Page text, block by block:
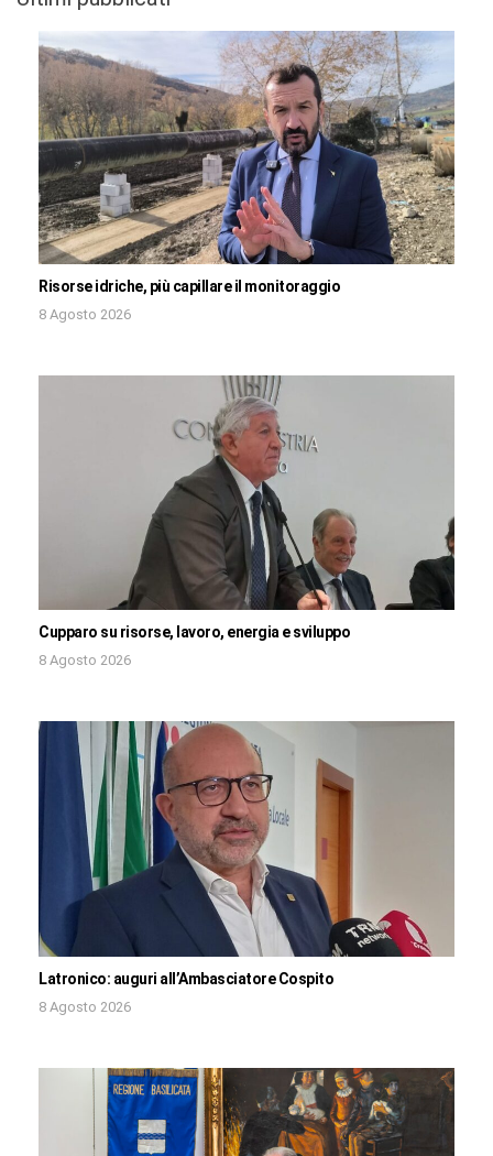
Risorse idriche, più capillare il monitoraggio
8 Agosto 2026
Cupparo su risorse, lavoro, energia e sviluppo
8 Agosto 2026
Latronico: auguri all’Ambasciatore Cospito
8 Agosto 2026